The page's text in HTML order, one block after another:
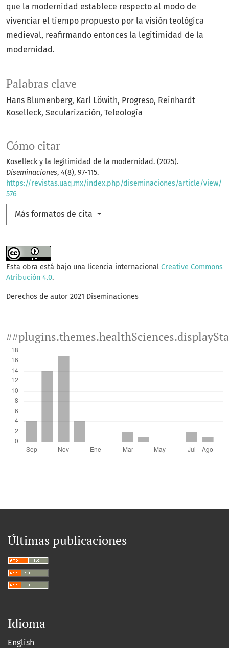
Palabras clave
Hans Blumenberg Karl Löwith Progreso Reinhardt
Koselleck Secularización Teleología
Cómo citar
Koselleck y la legitimidad de la modernidad. (2025).
Diseminaciones, 4(8), 97-115.
https://revistas.uaq.mx/index.php/diseminaciones/article/view/
576
Más formatos de cita
que la modernidad establece respecto al modo de
vivenciar el tiempo propuesto por la visión teológica
medieval, reafirmando entonces la legitimidad de la
modernidad.
Esta obra está bajo una licencia internacional Creative Commons
Atribución 4.0.
Derechos de autor 2021 Diseminaciones
Últimas publicaciones
Idioma
English